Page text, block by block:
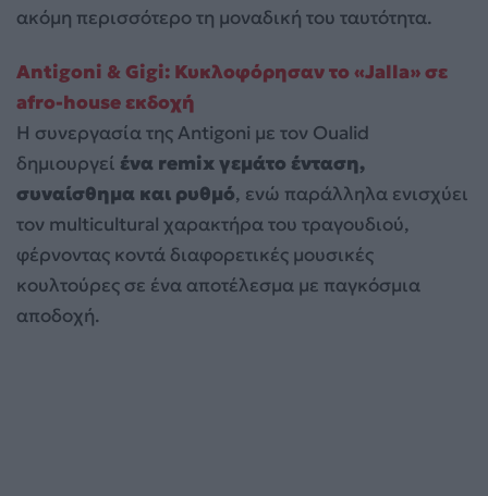
ακόμη περισσότερο τη μοναδική του ταυτότητα.
Antigoni & Gigi: Κυκλοφόρησαν το «Jalla» σε
afro-house εκδοχή
Η συνεργασία της Antigoni με τον Oualid
δημιουργεί ένα remix γεμάτο ένταση,
συναίσθημα και ρυθμό, ενώ παράλληλα ενισχύει
τον multicultural χαρακτήρα του τραγουδιού,
φέρνοντας κοντά διαφορετικές μουσικές
κουλτούρες σε ένα αποτέλεσμα με παγκόσμια
αποδοχή.